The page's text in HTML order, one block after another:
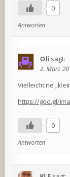
0
Antworten
Oli sagt:
2. März
Vielleicht ne
https://goo.gl/
0
Antworten